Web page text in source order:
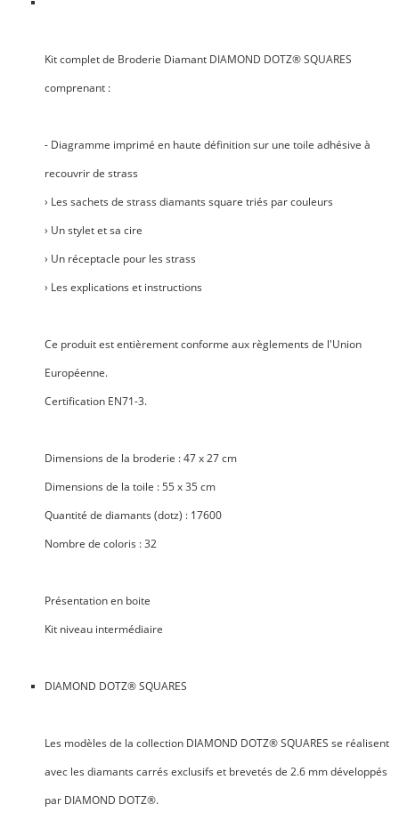
Kit complet de Broderie Diamant DIAMOND DOTZ® SQUARES
comprenant :
- Diagramme imprimé en haute définition sur une toile adhésive à
recouvrir de strass
› Les sachets de strass diamants square triés par couleurs
› Un stylet et sa cire
› Un réceptacle pour les strass
› Les explications et instructions
Ce produit est entièrement conforme aux règlements de l'Union
Européenne.
Certification EN71-3.
Dimensions de la broderie : 47 x 27 cm
Dimensions de la toile : 55 x 35 cm
Quantité de diamants (dotz) : 17600
Nombre de coloris : 32
Présentation en boite
Kit niveau intermédiaire
DIAMOND DOTZ® SQUARES
Les modèles de la collection DIAMOND DOTZ® SQUARES se réalisent
avec les diamants carrés exclusifs et brevetés de 2.6 mm développés
par DIAMOND DOTZ®.